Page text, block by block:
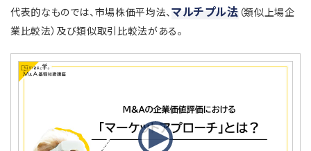
代表的なものでは、市場株価平均法、マルチプル法 （類似上場企
業比較法）及び類似取引比較法がある。